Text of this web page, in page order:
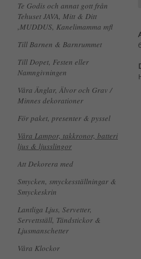
Te Godis och annat gott från
Tehuset JAVA, Mitt & Ditt
,MUDDUS, Kanelimamma mfl
Till Barnen & Barnrummet
Till Dopet, Festen eller
Namngivningen
Våra Änglar, Älvor och Grav /
Minnes dekorationer
För paket, presenter & pyssel
Våra Lampor, takkronor, batteri
ljus & ljusslingor
Att Dekorera med
Smycken, smyckesställningar &
Smyckeskrin
Lantliga Ljus, Servetter,
Servettställ, Tändstickor &
Ljusmanschetter
Våra Klockor